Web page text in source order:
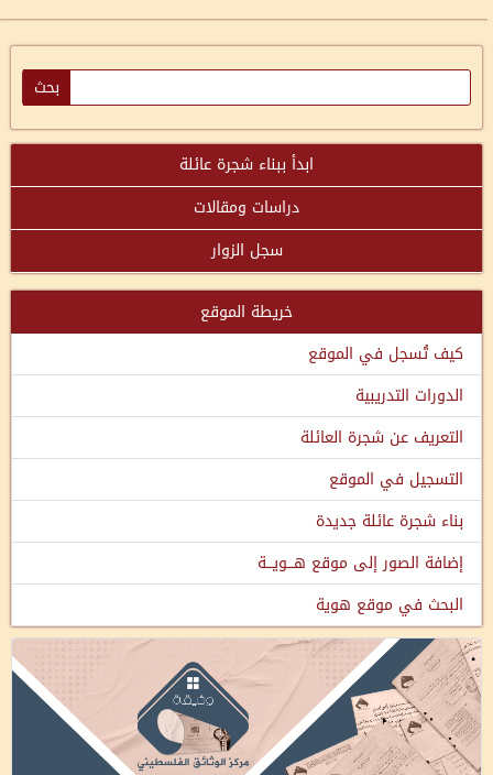
ابدأ ببناء شجرة عائلة
دراسات ومقالات
سجل الزوار
خريطة الموقع
كيف تُسجل في الموقع
الدورات التدريبية
التعريف عن شجرة العائلة
التسجيل في الموقع
بناء شجرة عائلة جديدة
إضافة الصور إلى موقع هـــويـــة
البحث في موقع هوية